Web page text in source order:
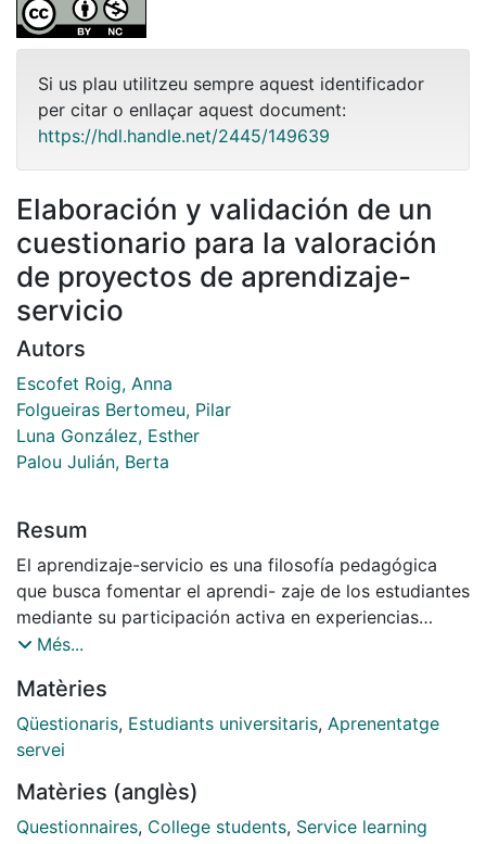
Si us plau utilitzeu sempre aquest identificador
per citar o enllaçar aquest document:
https://hdl.handle.net/2445/149639
Elaboración y validación de un
cuestionario para la valoración
de proyectos de aprendizaje-
servicio
Autors
Escofet Roig, Anna
Folgueiras Bertomeu, Pilar
Luna González, Esther
Palou Julián, Berta
Resum
El aprendizaje-servicio es una filosofía pedagógica
que busca fomentar el aprendi- zaje de los estudiantes
mediante su participación activa en experiencias
asociadas al servicio comunitario. En la primera parte
en el aprendizaje-servicio; la aproximación realizada
indica la ausencia de estudios descriptivos sobre la
temática. Por ello, en la segunda parte se presenta la
información; en concreto, un cuestionario para valorar
proyectos de aprendizaje-servicio desde la mirada de
Més...
Matèries
Qüestionaris, Estudiants universitaris, Aprenentatge
servei
Matèries (anglès)
Questionnaires, College students, Service learning